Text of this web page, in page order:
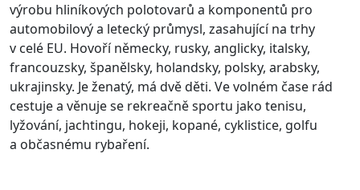
výrobu hliníkových polotovarů a komponentů pro
automobilový a letecký průmysl, zasahující na trhy
v celé EU. Hovoří německy, rusky, anglicky, italsky,
francouzsky, španělsky, holandsky, polsky, arabsky,
ukrajinsky. Je ženatý, má dvě děti. Ve volném čase rád
cestuje a věnuje se rekreačně sportu jako tenisu,
lyžování, jachtingu, hokeji, kopané, cyklistice, golfu
a občasnému rybaření.